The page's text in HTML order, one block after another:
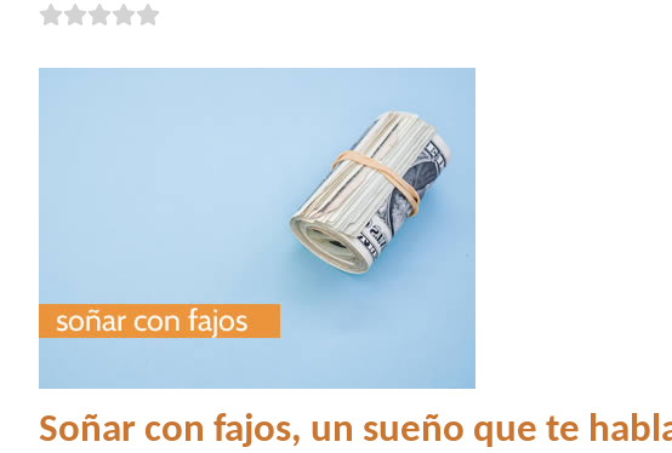
Soñar con fajos, un sueño que te